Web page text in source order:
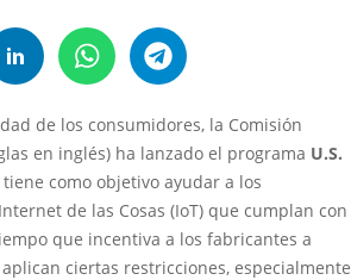
de los consumidores, la Comisión
en inglés) ha lanzado el programa U.S.
como objetivo ayudar a los
de las Cosas (IoT) que cumplan con
que incentiva a los fabricantes a
ciertas restricciones, especialmente